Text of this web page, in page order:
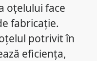
oțelului face
fabricație.
potrivit în
eficiența,